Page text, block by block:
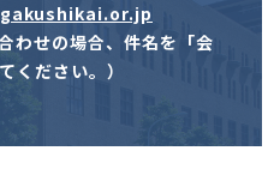
わせの場合、件名を「会
ください。）